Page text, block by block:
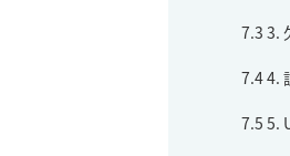
7.3 3.
7.44.
7.5 5.